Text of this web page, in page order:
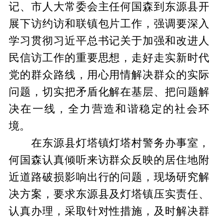
记、市人大常委会主任何国森到东源县开
展下访约访和联镇包片工作，强调要深入
学习贯彻习近平总书记关于加强和改进人
民信访工作的重要思想，走好走实新时代
党的群众路线，用心用情解决群众的实际
问题，切实把矛盾化解在基层、把问题解
决在一线，全力营造和谐稳定的社会环
境。
在东源县灯塔镇灯塔村警务办事室，
何国森认真倾听来访群众反映的居住地附
近道路破损影响出行的问题，现场研究解
决方案，要求东源县及灯塔镇压实责任、
认真办理，采取针对性措施，及时解决群